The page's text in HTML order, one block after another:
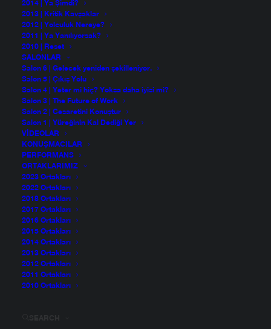
2014 | Ya Şimdi?
2013 | Kritik Kavşaklar
2012 | Yolculuk Nereye?
2011 | Ya Yanılıyorsak?
2010 | Reset
SALONLAR
Salon 6 | Gelecek yeniden şekilleniyor.
Salon 5 | Çıkış Yolu
Salon 4 | Yeter mi hiç? Yoksa daha iyisi mi?
Salon 3 | The Future of Work
Salon 2 | Cesaretini Konuştur
Salon 1 | Yüreğinin Kal Dediği Yer
VIDEOLAR
KONUŞMACILAR
PERFORMANS
ORTAKLARIMIZ
2023 Ortakları
2022 Ortakları
2018 Ortakları
2017 Ortakları
2016 Ortakları
2015 Ortakları
2014 Ortakları
2013 Ortakları
2012 Ortakları
2011 Ortakları
2010 Ortakları
TEDxReset 2014